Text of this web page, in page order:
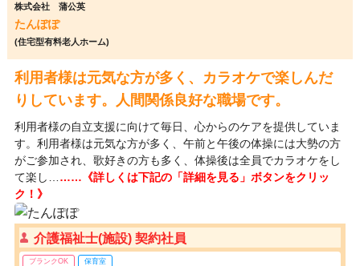
株式会社 蒲公英
たんぽぽ
(住宅型有料老人ホーム)
利用者様は元気な方が多く、カラオケで楽しんだ
りしています。人間関係良好な職場です。
利用者様の自立支援に向けて毎日、心からのケアを提供していま
す。利用者様は元気な方が多く、午前と午後の体操には大勢の方
がご参加され、歌好きの方も多く、体操後は全員でカラオケをし
て楽し… ……《詳しくは下記の「詳細を見る」ボタンをクリッ
ク！》
介護福祉士(施設) 契約社員
ブランクOK 保育室